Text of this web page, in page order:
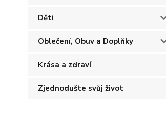
Děti
Oblečení, Obuv a Doplňky
Krása a zdraví
Zjednodušte svůj život